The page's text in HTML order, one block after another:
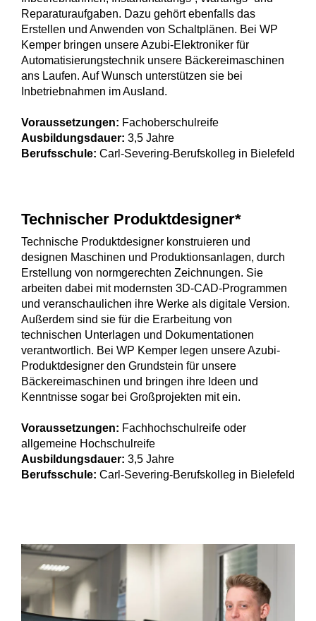
Reparaturaufgaben. Dazu gehört ebenfalls das
Erstellen und Anwenden von Schaltplänen. Bei WP
Kemper bringen unsere Azubi-Elektroniker für
Automatisierungstechnik unsere Bäckereimaschinen
ans Laufen. Auf Wunsch unterstützen sie bei
Inbetriebnahmen im Ausland.
Voraussetzungen: Fachoberschulreife
Ausbildungsdauer: 3,5 Jahre
Berufsschule: Carl-Severing-Berufskolleg in Bielefeld
Technischer Produktdesigner*
Technische Produktdesigner konstruieren und
designen Maschinen und Produktionsanlagen, durch
Erstellung von normgerechten Zeichnungen. Sie
arbeiten dabei mit modernsten 3D-CAD-Programmen
und veranschaulichen ihre Werke als digitale Version.
Außerdem sind sie für die Erarbeitung von
technischen Unterlagen und Dokumentationen
verantwortlich. Bei WP Kemper legen unsere Azubi-
Produktdesigner den Grundstein für unsere
Bäckereimaschinen und bringen ihre Ideen und
Kenntnisse sogar bei Großprojekten mit ein.
Voraussetzungen: Fachhochschulreife oder
allgemeine Hochschulreife
Ausbildungsdauer: 3,5 Jahre
Berufsschule: Carl-Severing-Berufskolleg in Bielefeld